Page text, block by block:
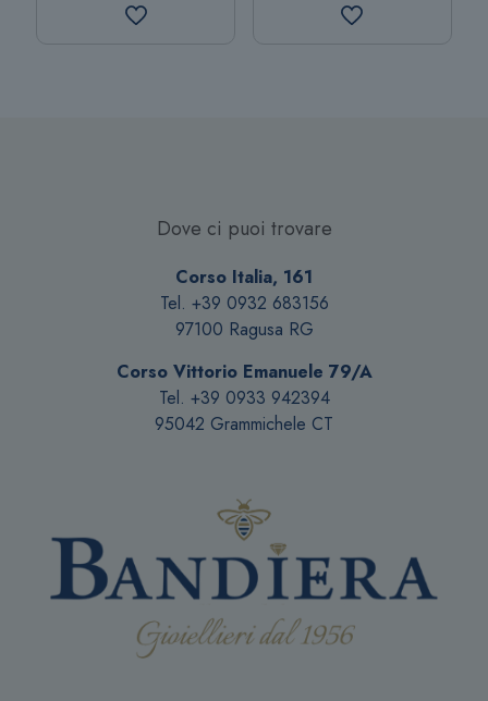
Dove ci puoi trovare
Corso Italia, 161
Tel. +39 0932 683156
97100 Ragusa RG
Corso Vittorio Emanuele 79/A
Tel. +39 0933 942394
95042 Grammichele CT